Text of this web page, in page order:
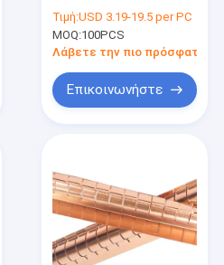
EMC στολισμάτων
αφρού 50cm 100cm
αγώγιμο
Τιμή:USD 3.19-19.5 per PC
MOQ:100PCS
Λάβετε την πιο πρόσφατη
Επικοινωνήστε